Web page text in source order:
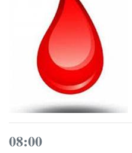
08:00